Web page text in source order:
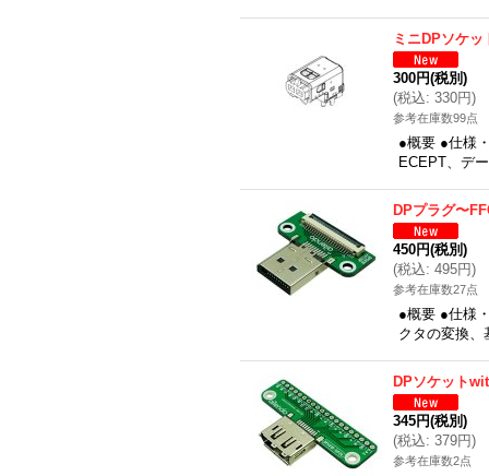
ミニDPソケッ
300円(税別)
(税込: 330円)
参考在庫数99点
●概要 ●仕様
ECEPT、デ
DPプラグ〜
450円(税別)
(税込: 495円)
参考在庫数27点
●概要 ●仕様
クタの変換
DPソケット
345円(税別)
(税込: 379円)
参考在庫数2点